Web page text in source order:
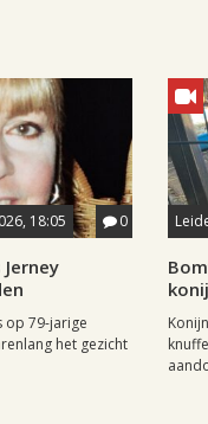
18:05 0
op 79-jarige
het gezicht